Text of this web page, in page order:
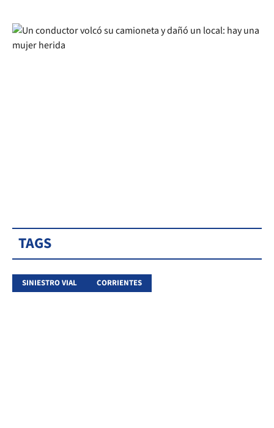
TAGS
SINIESTRO VIAL CORRIENTES